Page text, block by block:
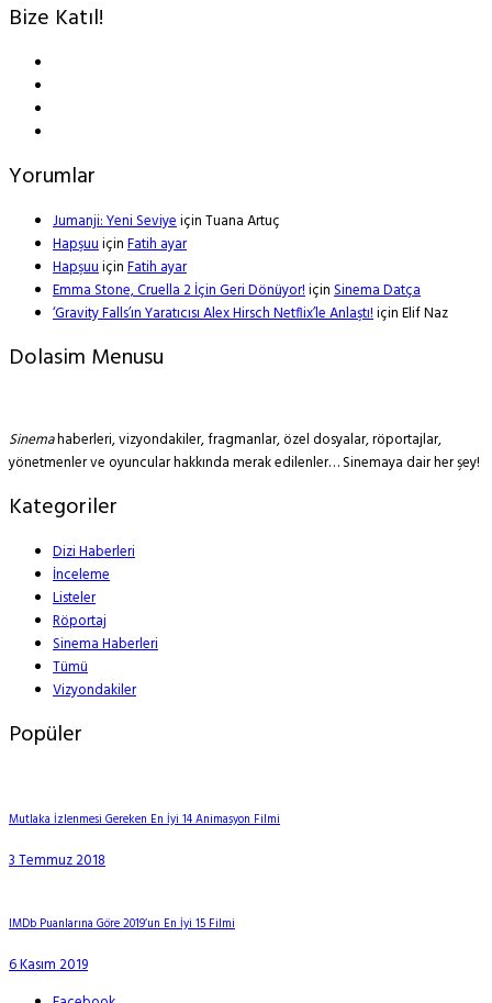
Bize Katıl!
Yorumlar
Jumanji: Yeni SeviyeiçinTuana Artuç
HapşuuiçinFatih ayar
HapşuuiçinFatih ayar
Emma Stone, Cruella 2 İçin Geri Dönüyor!içinSinema Datça
‘Gravity Falls’ın Yaratıcısı Alex Hirsch Netflix’le Anlaştı!içinElif Naz
Dolasim Menusu
Sinemahaberleri, vizyondakiler, fragmanlar, özel dosyalar, röportajlar,
yönetmenler ve oyuncular hakkında merak edilenler… Sinemaya dair her şey!
Kategoriler
Dizi Haberleri
İnceleme
Listeler
Röportaj
Sinema Haberleri
Tümü
Vizyondakiler
Popüler
Mutlaka İzlenmesi Gereken En İyi 14 Animasyon Filmi
3 Temmuz 2018
IMDb Puanlarına Göre 2019’un En İyi 15 Filmi
6 Kasım 2019